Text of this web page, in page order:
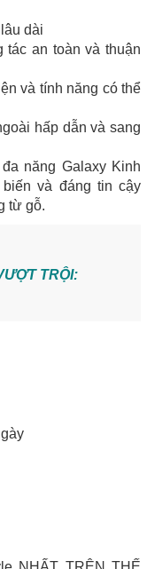
dài
an toàn và thuận
và tính năng có thể
hấp dẫn và sang
năng Galaxy Kinh
và đáng tin cậy
từ gỗ.
TRỘI: